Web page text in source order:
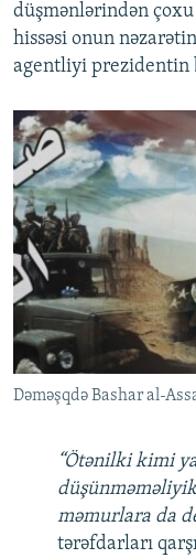
düşmənlərindən
hissəsi onun
agentliyi prezidentin
Dəməşqdə Bashar al-
“Ötənilki kimi
məmurlara da
tərəfdarları